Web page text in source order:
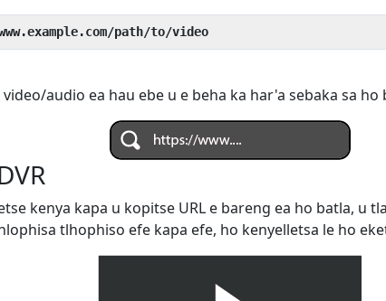
path/to/video
video/audio ea hau ebe u e beha ka har'a sebaka sa ho
kenya kapa u kopitse URL e bareng ea ho batla, u
tlhophiso efe kapa efe, ho kenyelletsa le ho